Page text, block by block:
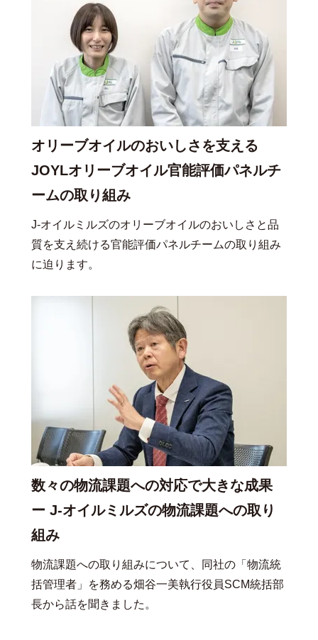
オリーブオイルのおいしさを支える
JOYLオリーブオイル官能評価パネルチ
ームの取り組み
J-オイルミルズのオリーブオイルのおいしさと品
質を支え続ける官能評価パネルチームの取り組み
に迫ります。
数々の物流課題への対応で大きな成果
ー J-オイルミルズの物流課題への取り
組み
物流課題への取り組みについて、同社の「物流統
括管理者」を務める畑谷一美執行役員SCM統括部
長から話を聞きました。